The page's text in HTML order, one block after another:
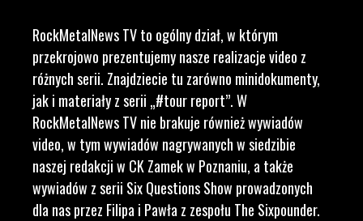
RockMetalNews TV to ogólny dział, w którym
przekrojowo prezentujemy nasze realizacje video z
różnych serii. Znajdziecie tu zarówno minidokumenty,
jak i materiały z serii „#tour report”. W
RockMetalNews TV nie brakuje również wywiadów
video, w tym wywiadów nagrywanych w siedzibie
naszej redakcji w CK Zamek w Poznaniu, a także
wywiadów z serii Six Questions Show prowadzonych
dla nas przez Filipa i Pawła z zespołu The Sixpounder.